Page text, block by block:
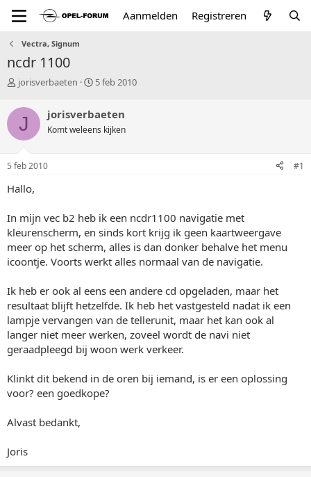
Aanmelden Registreren
Vectra, Signum
ncdr 1100
T
p
c
s
a
t
r
jorisverbaeten
S
r
t
a
5 feb 2010
J jorisverbaeten
Komt weleens kijken
5 feb 2010 #1
Hallo,
In mijn vec b2 heb ik een ncdr1100 navigatie met
kleurenscherm, en sinds kort krijg ik geen kaartweergave
meer op het scherm, alles is dan donker behalve het menu
icoontje. Voorts werkt alles normaal van de navigatie.
Ik heb er ook al eens een andere cd opgeladen, maar het
resultaat blijft hetzelfde. Ik heb het vastgesteld nadat ik een
lampje vervangen van de tellerunit, maar het kan ook al
langer niet meer werken, zoveel wordt de navi niet
geraadpleegd bij woon werk verkeer.
Klinkt dit bekend in de oren bij iemand, is er een oplossing
voor? een goedkope?
Alvast bedankt,
Joris